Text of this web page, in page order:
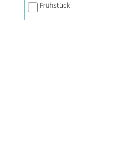
Frühstück